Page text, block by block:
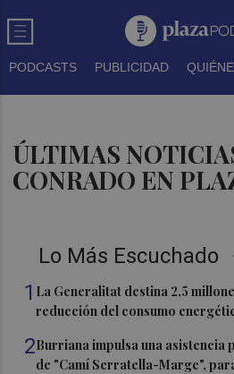
PODCASTS PUBLICIDAD
ÚLTIMAS
CONRADO EN
Lo Más Escuchado
1 La Generalitat destina 2,5
reducción del consumo
2Burriana impulsa una asistencia
de "Camí Serratella-Marge",